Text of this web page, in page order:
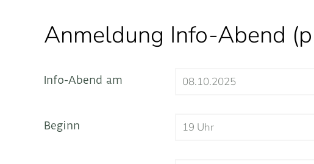
Anmeldung Info-Abend
Info-Abend am
Beginn